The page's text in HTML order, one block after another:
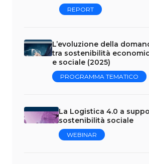
REPORT
L’evoluzione della
tra sostenibilità
e sociale (2025)
PROGRAMMA TEMATICO
La Logistica 4.0 a
sostenibilità sociale
WEBINAR